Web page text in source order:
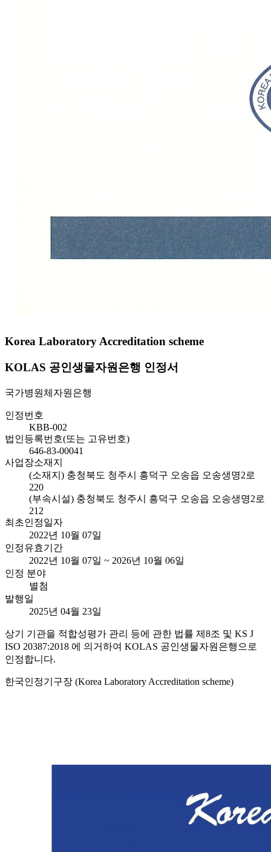
Korea Laboratory Accreditation scheme
KOLAS 공인생물자원은행 인정서
국가병원체자원은행
인정번호
KBB-002
법인등록번호(또는 고유번호)
646-83-00041
사업장소재지
(소재지) 충청북도 청주시 흥덕구 오송읍 오송생명2로
220
(부속시설) 충청북도 청주시 흥덕구 오송읍 오송생명2로
212
최초인정일자
2022년 10월 07일
인정유효기간
2022년 10월 07일 ~ 2026년 10월 06일
인정 분야
별첨
발행일
2025년 04월 23일
상기 기관을 적합성평가 관리 등에 관한 법률 제8조 및 KS J
ISO 20387:2018 에 의거하여 KOLAS 공인생물자원은행으로
인정합니다.
한국인정기구장 (Korea Laboratory Accreditation scheme)